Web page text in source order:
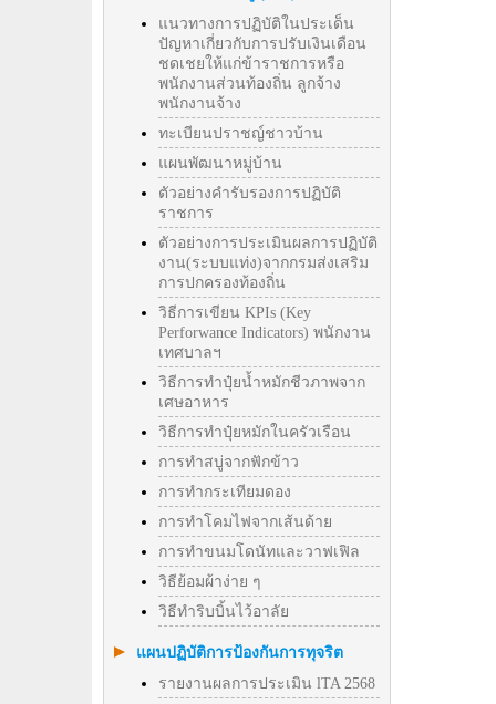
แนวทางการปฏิบัติในประเด็น
ปัญหาเกี่ยวกับการปรับเงินเดือน
ชดเชยให้แก่ข้าราชการหรือ
พนักงานส่วนท้องถิ่น ลูกจ้าง
พนักงานจ้าง
ทะเบียนปราชญ์ชาวบ้าน
แผนพัฒนาหมู่บ้าน
ตัวอย่างคำรับรองการปฏิบัติ
ราชการ
ตัวอย่างการประเมินผลการปฏิบัติ
งาน(ระบบแท่ง)จากกรมส่งเสริม
การปกครองท้องถิ่น
วิธีการเขียน KPIs (Key
Perforwance Indicators) พนักงาน
เทศบาลฯ
วิธีการทำปุ๋ยน้ำหมักชีวภาพจาก
เศษอาหาร
วิธีการทำปุ๋ยหมักในครัวเรือน
การทำสบู่จากฟักข้าว
การทำกระเทียมดอง
การทำโคมไฟจากเส้นด้าย
การทำขนมโดนัทและวาฟเฟิล
วิธีย้อมผ้าง่าย ๆ
วิธีทําริบบิ้นไว้อาลัย
แผนปฏิบัติการป้องกันการทุจริต
รายงานผลการประเมิน lTA 2568